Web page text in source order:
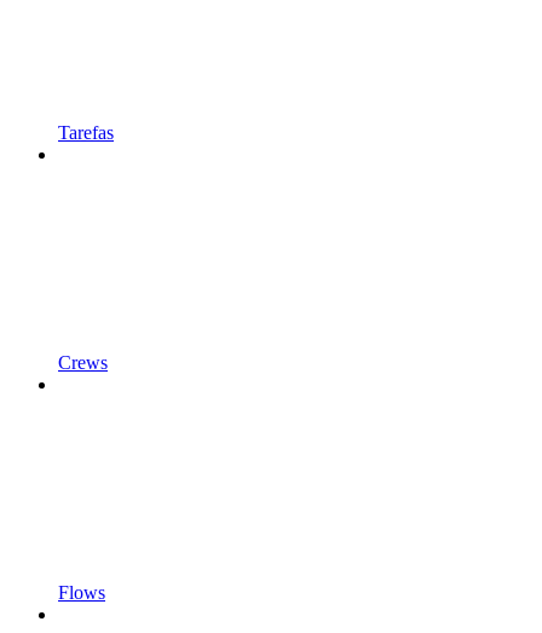
Tarefas
Crews
Flows